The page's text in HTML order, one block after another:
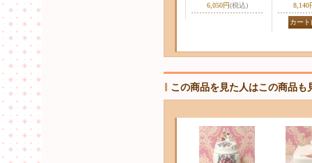
6,050円(税込) 8,140
この商品を見た人はこの商品も